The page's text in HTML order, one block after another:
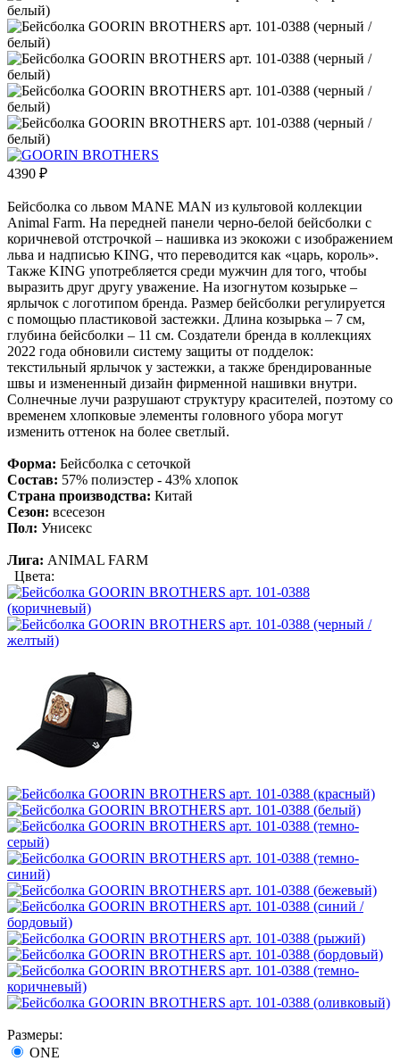
4390 ₽
Бейсболка со львом MANE MAN из культовой коллекции
Animal Farm. На передней панели черно-белой бейсболки c
коричневой отстрочкой – нашивка из экокожи с изображением
льва и надписью KING, что переводится как «царь, король».
Также KING употребляется среди мужчин для того, чтобы
выразить друг другу уважение. На изогнутом козырьке –
ярлычок с логотипом бренда. Размер бейсболки регулируется
с помощью пластиковой застежки. Длина козырька – 7 см,
глубина бейсболки – 11 см. Создатели бренда в коллекциях
2022 года обновили систему защиты от подделок:
текстильный ярлычок у застежки, а также брендированные
швы и измененный дизайн фирменной нашивки внутри.
Солнечные лучи разрушают структуру красителей, поэтому со
временем хлопковые элементы головного убора могут
изменить оттенок на более светлый.
Форма: Бейсболка с сеточкой
Состав: 57% полиэстер - 43% хлопок
Страна производства: Китай
Сезон: всесезон
Пол: Унисекс
Лига: ANIMAL FARM
Цвета:
Размеры:
ONE